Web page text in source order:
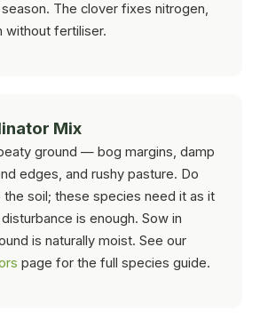
The clover fixes nitrogen,
without fertiliser.
Mix
ground — bog margins, damp
edges, and rushy pasture. Do
the soil; these species need it as it
is enough. Sow in
is naturally moist. See our
page for the full species guide.